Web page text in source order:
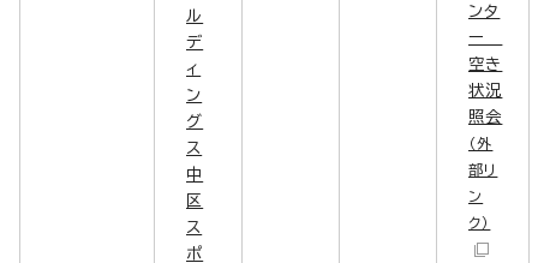
ル
デ
ィ
ン
グ
ス
中
区
ス
ポ
ンタ
ー
空き
状況
照会
（外
部リ
ン
ク）